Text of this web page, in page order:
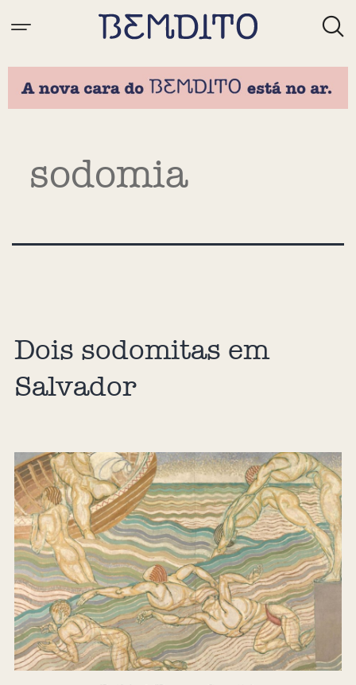
sodomia
Dois sodomitas em
Salvador